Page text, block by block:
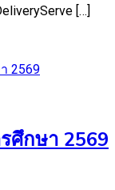
[…]
ศึกษา 2569